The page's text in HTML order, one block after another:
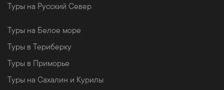
Туры на Русский Север
Туры на Белое море
Туры в Териберку
Туры в Приморье
Туры на Сахалин и Курилы